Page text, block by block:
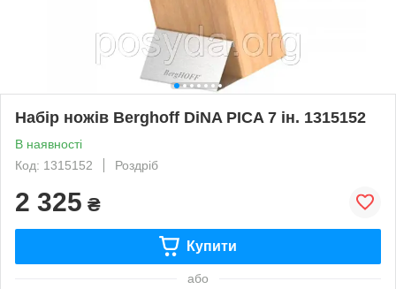
Набір ножів Berghoff DiNA PICA 7 ін. 1315152
В наявності
Код: 1315152
Роздріб
2 325 ₴
Купити
або